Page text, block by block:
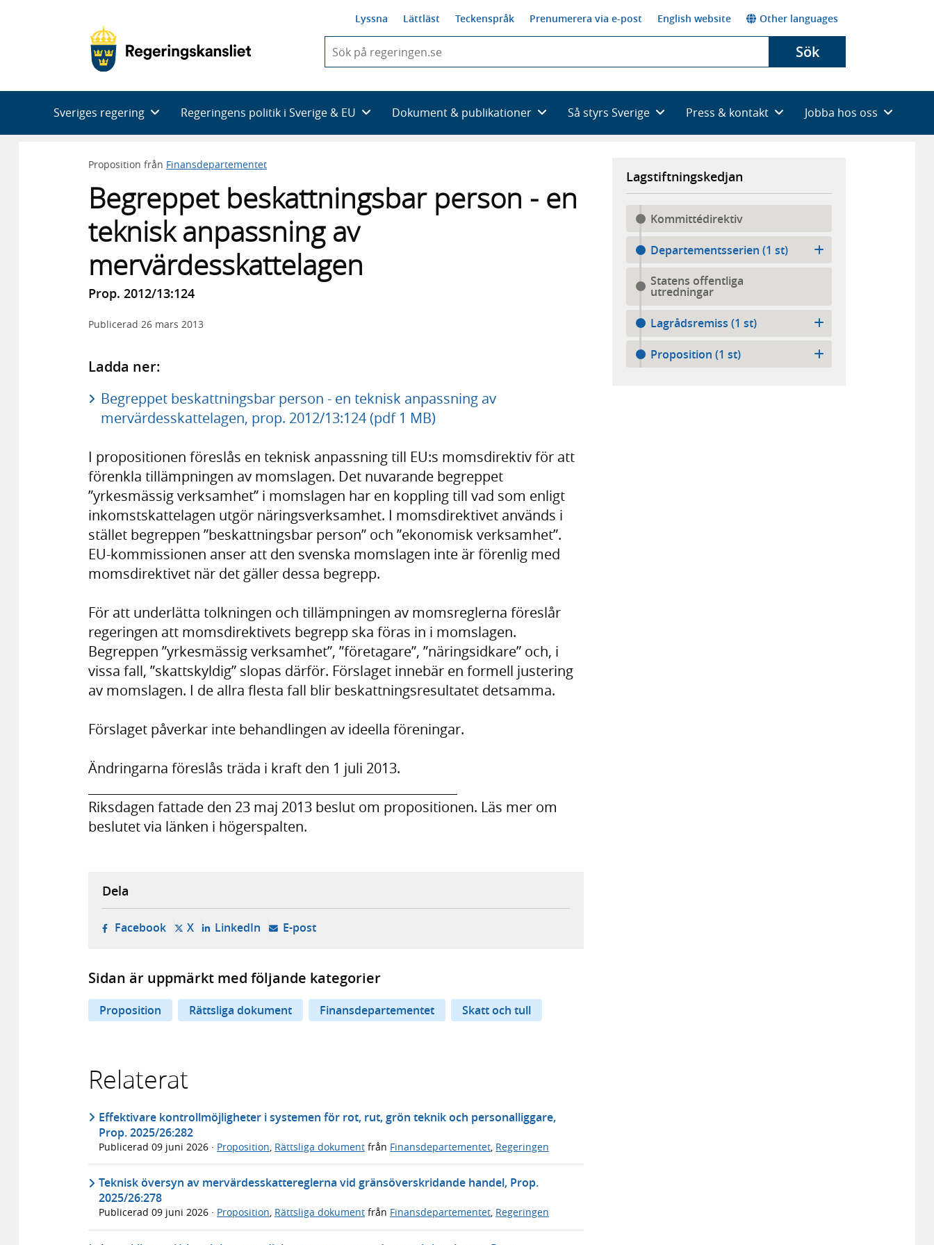
Lyssna Lättläst Teckenspråk Prenumerera via e-post English website Other languages
du
skriva
framträder
en
Sök
Sveriges regering Regeringens politik i Sverige & EU Dokument & publikationer Så styrs Sverige Press & kontakt Jobba hos oss
Proposition från Finansdepartementet
Begreppet beskattningsbar person - en
teknisk anpassning av
mervärdesskattelagen
Prop. 2012/13:124
Publicerad 26 mars 2013
Ladda ner:
Begreppet beskattningsbar person - en teknisk anpassning av
mervärdesskattelagen, prop. 2012/13:124 (pdf 1 MB)
I propositionen föreslås en teknisk anpassning till EU:s momsdirektiv för att
förenkla tillämpningen av momslagen. Det nuvarande begreppet
”yrkesmässig verksamhet” i momslagen har en koppling till vad som enligt
inkomstskattelagen utgör näringsverksamhet. I momsdirektivet används i
stället begreppen ”beskattningsbar person” och ”ekonomisk verksamhet”.
EU-kommissionen anser att den svenska momslagen inte är förenlig med
momsdirektivet när det gäller dessa begrepp.
För att underlätta tolkningen och tillämpningen av momsreglerna föreslår
regeringen att momsdirektivets begrepp ska föras in i momslagen.
Begreppen ”yrkesmässig verksamhet”, ”företagare”, ”näringsidkare” och, i
vissa fall, ”skattskyldig” slopas därför. Förslaget innebär en formell justering
av momslagen. I de allra flesta fall blir beskattningsresultatet detsamma.
Förslaget påverkar inte behandlingen av ideella föreningar.
Ändringarna föreslås träda i kraft den 1 juli 2013.
Riksdagen fattade den 23 maj 2013 beslut om propositionen. Läs mer om
beslutet via länken i högerspalten.
Lagstiftningskedjan
Kommittédirektiv
Departementsserien (1 st)
Statens offentliga
utredningar
Lagrådsremiss (1 st)
Proposition (1 st)
Dela
Facebook- öppnas i ny flik, extern webbplats,
X- öppnas i ny flik, extern webbplats,
LinkedIn- öppnas i ny flik, extern webbplats,
E-post- öppnar din e-postklient,
Sidan är uppmärkt med följande kategorier
Proposition Rättsliga dokument Finansdepartementet Skatt och tull
Relaterat
Effektivare kontrollmöjligheter i systemen för rot, rut, grön teknik och personalliggare,
Prop. 2025/26:282
Publicerad 09 juni 2026 · Proposition Rättsliga dokument från Finansdepartementet Regeringen
Teknisk översyn av mervärdesskattereglerna vid gränsöverskridande handel, Prop.
2025/26:278
Publicerad 09 juni 2026 · Proposition, Rättsliga dokument från Finansdepartementet, Regeringen